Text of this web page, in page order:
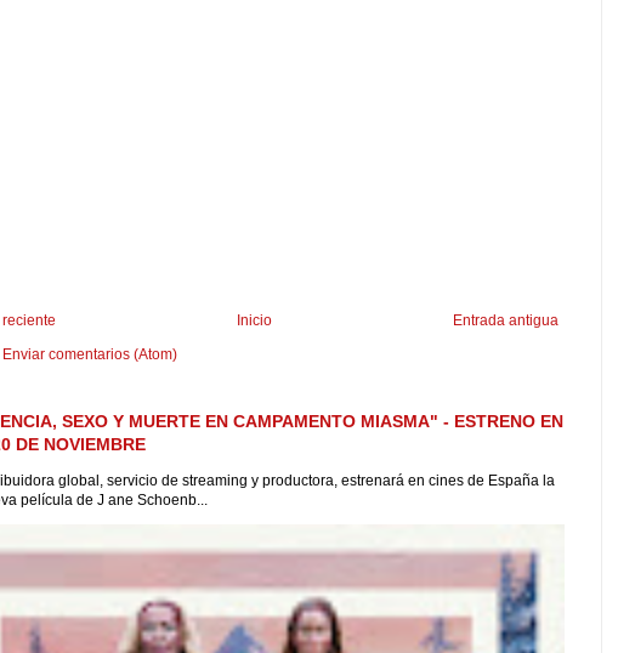
Entrada antigua
Inicio
Enviar comentarios (Atom)
SEXO Y MUERTE EN CAMPAMENTO MIASMA" - ESTRENO EN
DE NOVIEMBRE
global, servicio de streaming y productora, estrenará en cines de España la
película de J ane Schoenb...